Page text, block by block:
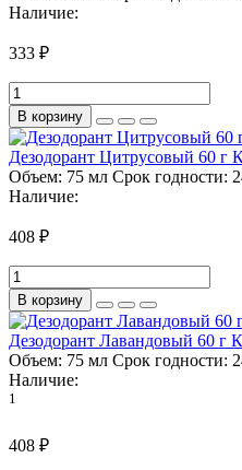
Наличие:
333 ₽
В корзину
Дезодорант Цитрусовый 60 г
Объем: 75 мл Срок годности:
Наличие:
408 ₽
В корзину
Дезодорант Лавандовый 60 г
Объем: 75 мл Срок годности:
Наличие:
1
408 ₽